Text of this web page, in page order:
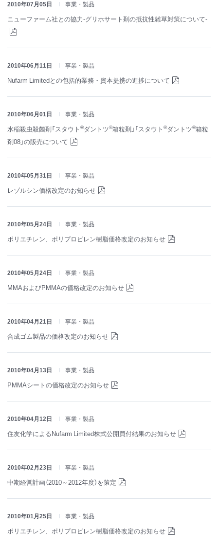
2010年07月05日 事業・製品
ニューファーム社との協力-グリホサート剤の抵抗性雑草対策について-
2010年06月11日 事業・製品
Nufarm Limitedとの包括的業務・資本提携の進捗について
2010年06月01日 事業・製品
水稲殺虫殺菌剤「スタウト ®ダントツ®箱粒剤」「スタウト ®ダントツ®箱粒
剤08」の販売について
2010年05月31日 事業・製品
レゾルシン価格改定のお知らせ
2010年05月24日 事業・製品
ポリエチレン、ポリプロピレン樹脂価格改定のお知らせ
2010年05月24日 事業・製品
MMAおよびPMMAの価格改定のお知らせ
2010年04月21日 事業・製品
合成ゴム製品の価格改定のお知らせ
2010年04月13日 事業・製品
PMMAシートの価格改定のお知らせ
2010年04月12日 事業・製品
住友化学によるNufarm Limited株式公開買付結果のお知らせ
2010年02月23日 事業・製品
中期経営計画（2010～2012年度）を策定
2010年01月25日 事業・製品
ポリエチレン、ポリプロピレン樹脂価格改定のお知らせ